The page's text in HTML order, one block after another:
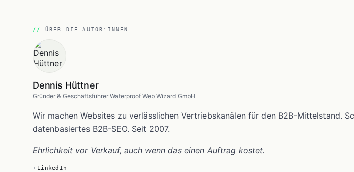
ÜBER DIE AUTOR:INNEN
Dennis Hüttner
Gründer & Geschäftsführer Waterproof Web Wizard GmbH
Wir machen Websites zu verlässlichen Vertriebskanälen für den B2B-Mittelstand.
datenbasiertes B2B-SEO. Seit 2007.
Ehrlichkeit vor Verkauf, auch wenn das einen Auftrag kostet.
LinkedIn